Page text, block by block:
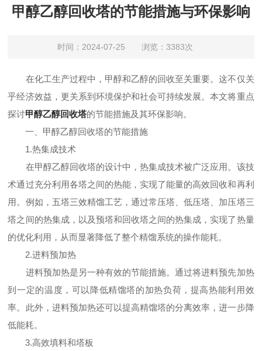
甲醇乙醇回收塔的节能措施与环保影响
时间：2024-07-25 浏览：3383次
在化工生产过程中，甲醇和乙醇的回收至关重要。这不仅关
乎经济效益，更关系到环境保护和社会可持续发展。本文将重点
探讨甲醇乙醇回收塔的节能措施及其环保影响。
一、甲醇乙醇回收塔的节能措施
1.热集成技术
在甲醇乙醇回收塔的设计中，热集成技术被广泛应用。该技
术通过充分利用各塔之间的热能，实现了能量的高效回收和再利
用。例如，五塔三效精馏工艺，通过常压塔、低压塔、加压塔三
塔之间的热集成，以及预塔和回收塔之间的热集成，实现了热量
的优化利用，从而显著降低了整个精馏系统的操作能耗。
2.进料预加热
进料预加热是另一种有效的节能措施。通过将进料预先加热
到一定的温度，可以降低精馏塔的加热负荷，提高热能利用效
率。此外，进料预加热还可以提高精馏塔的分离效率，进一步降
低能耗。
3.高效填料和塔板